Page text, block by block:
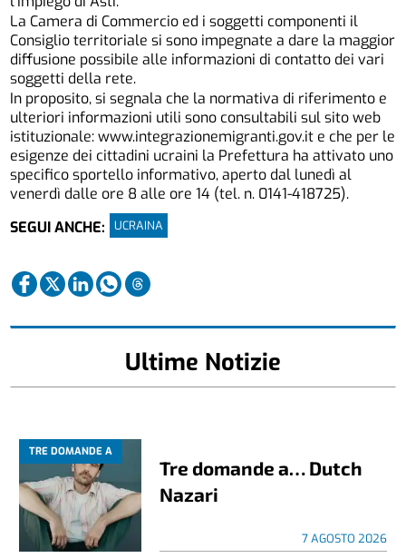
La Camera di Commercio ed i soggetti componenti il
Consiglio territoriale si sono impegnate a dare la maggior
diffusione possibile alle informazioni di contatto dei vari
soggetti della rete.
In proposito, si segnala che la normativa di riferimento e
ulteriori informazioni utili sono consultabili sul sito web
istituzionale:www.integrazionemigranti.gov.it e che per le
esigenze dei cittadini ucraini la Prefettura ha attivato uno
specifico sportello informativo, aperto dal lunedì al
venerdì dalle ore 8 alle ore 14 (tel. n. 0141-418725).
SEGUI ANCHE:
UCRAINA
Ultime Notizie
TRE DOMANDE A
Tre domande a… Dutch
Nazari
7 AGOSTO 2026